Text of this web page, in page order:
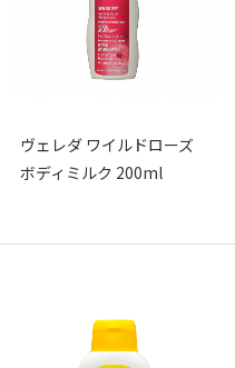
ヴェレダ ワイルドローズ
ボディミルク 200ml